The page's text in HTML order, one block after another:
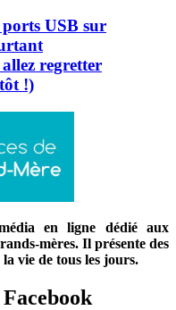
ports USB sur
regretter
!)
en ligne dédié aux
mères. Il présente des
vie de tous les jours.